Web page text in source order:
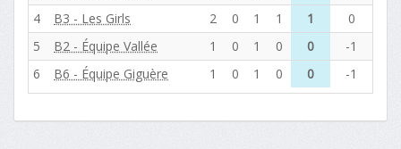
4
B3 - Les Girls 2 0 1 1 1
0
5
B2 - Équipe Vallée 1 0 1 0 0
-1
6
B6 - Équipe Giguère 1 0 1 0 0 -1